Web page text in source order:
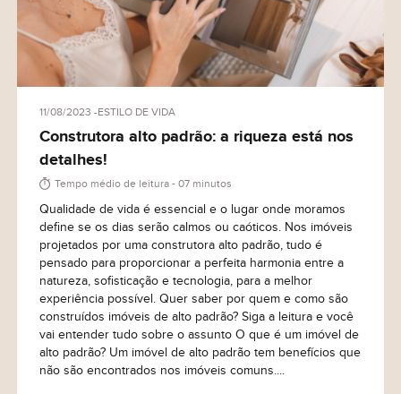
Nossa história
Sucesso do cliente
Eu concordo em receber comunicações. Ao informar
meus dados, eu concordo com a Política de Privacidade
eTermos de Uso .
11/08/2023 ESTILO DE VIDA
Construtora alto padrão: a riqueza está nos
detalhes!
Tempo médio de leitura - 07 minutos
Qualidade de vida é essencial e o lugar onde moramos
define se os dias serão calmos ou caóticos. Nos imóveis
projetados por uma construtora alto padrão, tudo é
pensado para proporcionar a perfeita harmonia entre a
natureza, sofisticação e tecnologia, para a melhor
experiência possível. Quer saber por quem e como são
construídos imóveis de alto padrão? Siga a leitura e você
vai entender tudo sobre o assunto O que é um imóvel de
alto padrão? Um imóvel de alto padrão tem benefícios que
não são encontrados nos imóveis comuns....